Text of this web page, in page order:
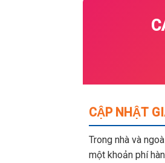
CẬP NHẬT
Trong nhà và
một khoản phí